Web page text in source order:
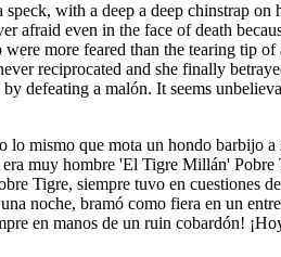
with a deep a deep chinstrap
afraid even in the face of death
more feared than the tearing tip
reciprocated and she finally
defeating a malón. It seems
lo mismo que mota un hondo
muy hombre 'El Tigre Millán'
Tigre, siempre tuvo en cuestiones
noche, bramó como fiera en un
en manos de un ruin cobardón!